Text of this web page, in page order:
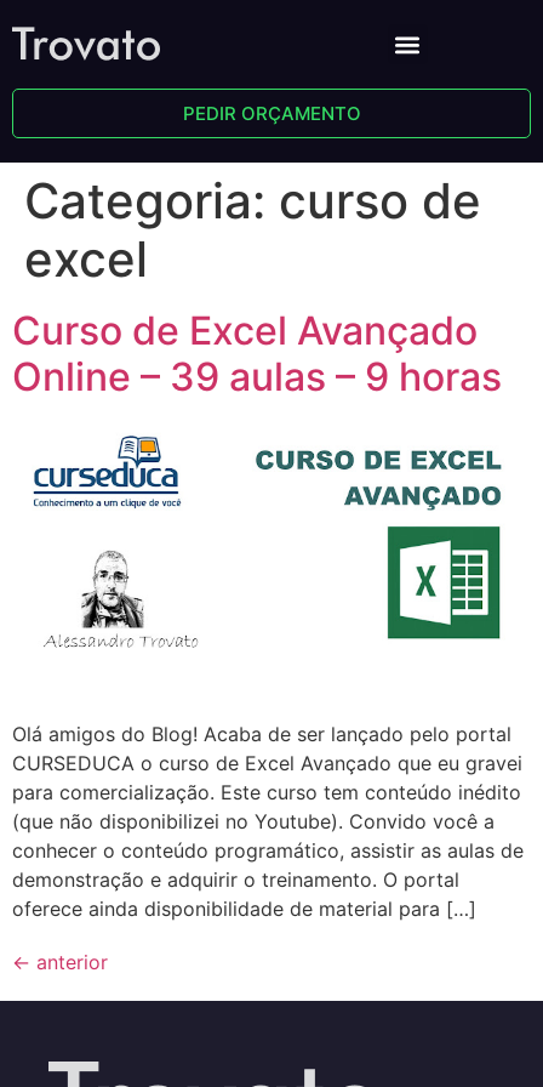
PEDIR ORÇAMENTO
Categoria: curso de
excel
Curso de Excel Avançado
Online – 39 aulas – 9 horas
Olá amigos do Blog! Acaba de ser lançado pelo portal
CURSEDUCA o curso de Excel Avançado que eu gravei
para comercialização. Este curso tem conteúdo inédito
(que não disponibilizei no Youtube). Convido você a
conhecer o conteúdo programático, assistir as aulas de
demonstração e adquirir o treinamento. O portal
oferece ainda disponibilidade de material para […]
← anterior